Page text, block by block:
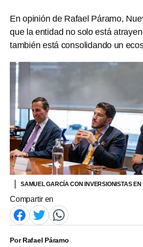
En opinión de Rafael Páramo,
que la entidad no solo está
también está consolidando un
SAMUEL GARCÍA CON INVERSIONISTAS EN
Compartir en
PorRafael Páramo